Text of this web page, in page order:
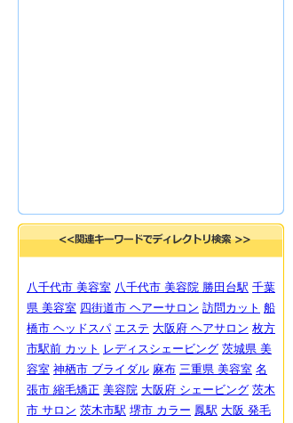
八千代市 美容室 八千代市 美容院 勝田台駅 千葉
県 美容室 四街道市 ヘアーサロン 訪問カット 船
橋市 ヘッドスパ エステ 大阪府 ヘアサロン 枚方
市駅前 カット レディスシェービング 茨城県 美
容室 神栖市 ブライダル 麻布 三重県 美容室 名
張市 縮毛矯正 美容院 大阪府 シェービング 茨木
市 サロン 茨木市駅 堺市 カラー 鳳駅 大阪 発毛